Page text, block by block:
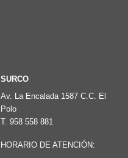
SURCO
Av. La Encalada 1587 C.C. El
Polo
T. 958 558 881
HORARIO DE ATENCIÓN: